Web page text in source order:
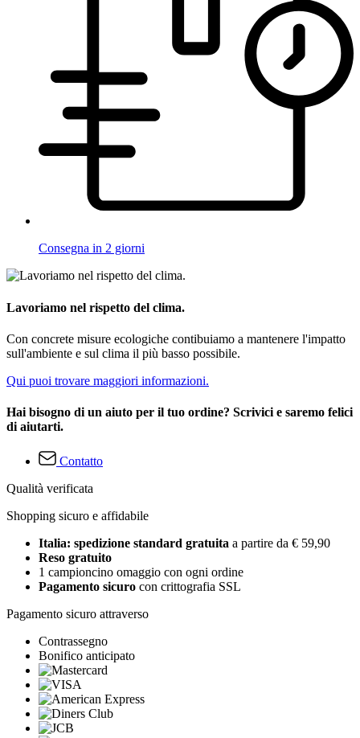
Consegna in 2 giorni
Lavoriamo nel rispetto del clima.
Con concrete misure ecologiche contibuiamo a mantenere l'impatto
sull'ambiente e sul clima il più basso possibile.
Qui puoi trovare maggiori informazioni.
Hai bisogno di un aiuto per il tuo ordine? Scrivici e saremo felici
di aiutarti.
Contatto
Qualità verificata
Shopping sicuro e affidabile
Italia: spedizione standard gratuita a partire da € 59,90
Reso gratuito
1 campioncino omaggio con ogni ordine
Pagamento sicuro con crittografia SSL
Pagamento sicuro attraverso
Contrassegno
Bonifico anticipato